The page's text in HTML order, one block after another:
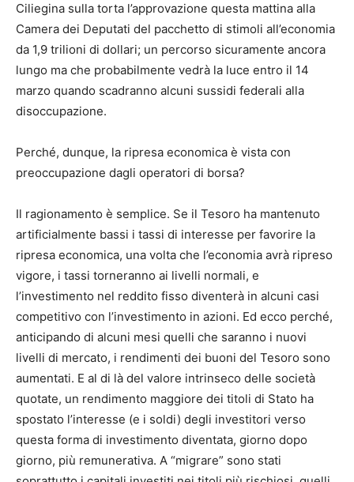
Ciliegina sulla torta l’approvazione questa mattina alla
Camera dei Deputati del pacchetto di stimoli all’economia
da 1,9 trilioni di dollari; un percorso sicuramente ancora
lungo ma che probabilmente vedrà la luce entro il 14
marzo quando scadranno alcuni sussidi federali alla
disoccupazione.
Perché, dunque, la ripresa economica è vista con
preoccupazione dagli operatori di borsa?
Il ragionamento è semplice. Se il Tesoro ha mantenuto
artificialmente bassi i tassi di interesse per favorire la
ripresa economica, una volta che l’economia avrà ripreso
vigore, i tassi torneranno ai livelli normali, e
l’investimento nel reddito fisso diventerà in alcuni casi
competitivo con l’investimento in azioni. Ed ecco perché,
anticipando di alcuni mesi quelli che saranno i nuovi
livelli di mercato, i rendimenti dei buoni del Tesoro sono
aumentati. E al di là del valore intrinseco delle società
quotate, un rendimento maggiore dei titoli di Stato ha
spostato l’interesse (e i soldi) degli investitori verso
questa forma di investimento diventata, giorno dopo
giorno, più remunerativa. A “migrare” sono stati